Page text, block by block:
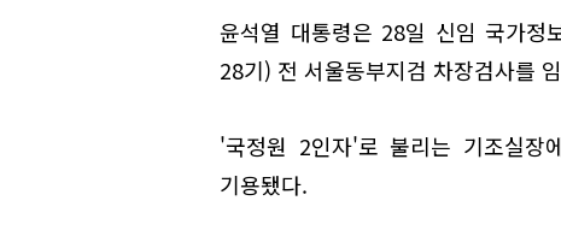
윤석열 대통령은 28일 신임 국가정
28기) 전 서울동부지검 차장검사를
'국정원 2인자'로 불리는 기조실
기용됐다.